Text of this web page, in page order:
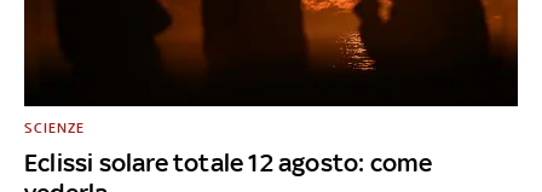
Eclissi solare totale 12 agosto: come
SCIENZE